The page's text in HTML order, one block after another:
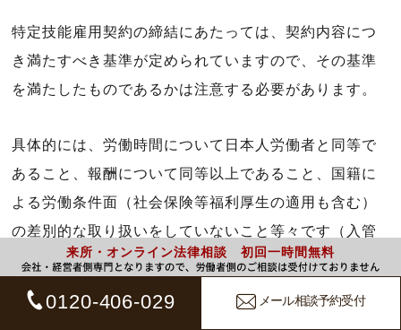
特定技能雇用契約の締結にあたっては、契約内容につ
き満たすべき基準が定められていますので、その基準
を満たしたものであるかは注意する必要があります。
具体的には、労働時間について日本人労働者と同等で
あること、報酬について同等以上であること、国籍に
よる労働条件面（社会保険等福利厚生の適用も含む）
の差別的な取り扱いをしていないこと等々です（入管
法入管法２条の５第２項、特定技能基準省令第１条
等）。
来所・オンライン法律相談 初回一時間無料
0120-406-029 メール相談予約受付